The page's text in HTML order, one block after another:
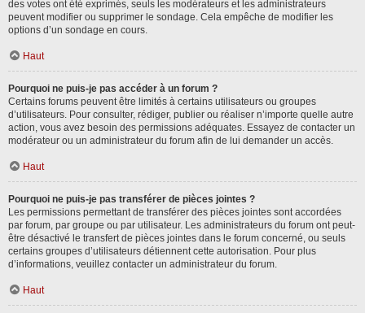
des votes ont été exprimés, seuls les modérateurs et les administrateurs
peuvent modifier ou supprimer le sondage. Cela empêche de modifier les
options d’un sondage en cours.
Haut
Pourquoi ne puis-je pas accéder à un forum ?
Certains forums peuvent être limités à certains utilisateurs ou groupes
d’utilisateurs. Pour consulter, rédiger, publier ou réaliser n’importe quelle autre
action, vous avez besoin des permissions adéquates. Essayez de contacter un
modérateur ou un administrateur du forum afin de lui demander un accès.
Haut
Pourquoi ne puis-je pas transférer de pièces jointes ?
Les permissions permettant de transférer des pièces jointes sont accordées
par forum, par groupe ou par utilisateur. Les administrateurs du forum ont peut-
être désactivé le transfert de pièces jointes dans le forum concerné, ou seuls
certains groupes d’utilisateurs détiennent cette autorisation. Pour plus
d’informations, veuillez contacter un administrateur du forum.
Haut